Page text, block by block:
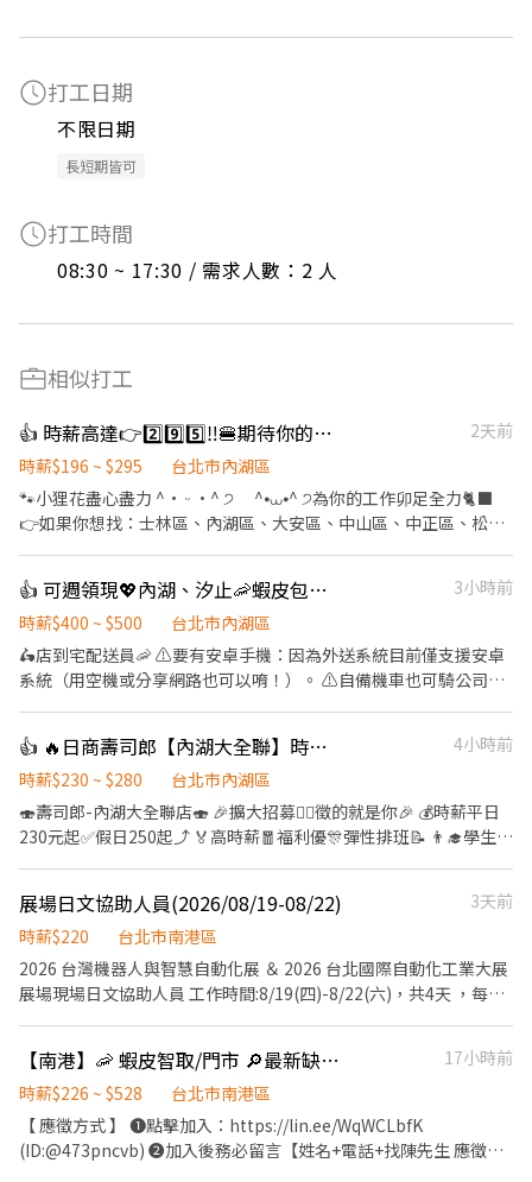
打工日期
不限日期
長短期皆可
打工時間
08:30 ~ 17:30 / 需求人數：2 人
相似打工
👍 時薪高達👉2️⃣9️⃣5️⃣‼️🍔期待你的「麥」力演出🍟餐飲服務員
2天前
時薪$196 ~ $295
台北市內湖區
🐾小狸花盡心盡力 ^• ᵕ •^ ੭ ^⦁⩊⦁^ ੭為你的工作卯足全力🐈‍⬛
👉如果你想找：士林區、內湖區、大安區、中山區、中正區、松山
客服務 🍌 炸物製餐 🍑 廚具、環境清潔維護 🫐 主管交辦事宜 🍉 內外
場都會接觸唷 .˚⊹ ⁺‧ 【工作時間】 ‧⁺ ⊹˚. ☀️ 早班：07:00 - 14:00
🌙 晚班：16:00 - 23:00 ⭐ 夜班：21:00 - 02:00 ⚠️每間店有缺的時段
不同，應徵時請告知我要應徵哪一區或哪間店 .˚⊹ ⁺‧ 【薪資制度】
📌 採排休制（無固定休） 🗓️ 周一至週日皆需排班 🚫 周六、周日可
排休不可固定休 .˚⊹ ⁺‧ 【上班地點】 ‧⁺ ⊹˚. 👉士林區 台北士林店
內湖區內湖路一段283號 台北舊宗二店📍台北市內湖區舊宗路一段
275號 👉大安區 羅斯福店📍台北市大安區羅斯福路二段45號 台北麟
光店📍台北市大安區和平東路三段406巷8號 台北復興二店📍台北市
大安區復興南路二段273號 台北光復店📍台北市大安區光復南路286
📍台北市中山區南京東路三段210之1號 👉中正區 林森二店📍台北
市中正區林森南路1號 台北濟南店📍台北市中正區濟南路二段66號
台北館前店📍台北市中正區館前路8號 台北公園店📍台北市中正區
公園路30-1號 台北南昌店📍台北市中正區南昌路一段149號 👉松山
區 台北民生店📍台北市松山區民生東路三段135號 台北民權店📍台
北市松山區民權東路三段128號 台北南京二店📍台北市松山區南京
東路五段162號 台北南京六店📍台北市松山區南京東路四段57號 👉
信義區 忠孝四店📍台北市信義區忠孝東路五段522號 台北101店📍
台北市信義區市府路45號 台北夢廣場店📍台北市信義區松高路11號
👍 可週領現💖內湖、汐止🦐蝦皮包裏外送員/免經驗平均50～80K，公司車
3小時前
時薪$400 ~ $500
台北市內湖區
🛵店到宅配送員🦐 ⚠️要有安卓手機：因為外送系統目前僅支援安卓
系統（用空機或分享網路也可以唷！）。 ⚠️自備機車也可騎公司電
👉👉👉至門市自行取貨配送，沒有傳統宅配人事問題 📌 工作內
容： ↪︎ 騎機車(自備或公司車)將包裏從門市配送至買家地點(範圍
3km內) 在我們這裡的夥伴收入大概長這樣： 🛵 隨便送送（熟悉路
線中）：$40,000 ~ $60,000 元 / 月 🛵 乖乖聽話送（穩定出勤）：
✅ 領薪彈性：每月15號準時發薪（可匯款/領現），亦可配合【每週
領薪】，週週有錢花！ ━━━━━━━━━━━━━━━━━ 📍
━━━━━━━━━━━━━━━━━ 台北市、新北市各行政區皆
有缺額（文山、林口、板橋、永和、中和、新店、三重、新莊、樹
林、土城、淡水、信義、大同、萬華、松山、中山、內湖...等） 點
擊立即應徵，私訊告知小編你想送哪一區，馬上幫你保留就近站
程】 ➊ 點擊填寫廠商制式履歷（1分鐘完成，快速安排送審）： 👉
https://reurl.cc/V292KN 🔒 【隱私防線】個資僅供廠商審核，敏感
欄位（身分證/詳細地址）錄取前皆可先不填！ ➋加入留言： 👉
👍 🔥日商壽司郎【內湖大全聯】時薪230元起-兼職人員🙆‍♀️六日250元起💰
4小時前
時薪$230 ~ $280
台北市內湖區
🍣壽司郎-內湖大全聯店🍣 🎉擴大招募🙆‍♀️徵的就是你🎉 💰時薪平日
230元起✅️假日250起⤴️ 🏅高時薪🧧福利優🎊彈性排班📝 👨‍🎓學生打
經驗者也可以加入！！！ ✅️歡迎開學打工、假日兼職、二度就業、
外籍學生、實習簽約。 ✅️彈性排班：08:30~23:00(請於面試時與店
長確認班表) ✅️不管是平日早班、週末假日班、放學後打烊班皆有職
缺，歡迎直接投遞履歷！ ⭕工作內容 ▪外場🎈 帶客入座→介紹、
服務→飲料提供→餐具清洗→桌邊結帳→收銀結帳......等。 ▪內場🍣
理維護......等。 ▪洗碗區🫧 餐具清洗、環境整理整頓、環境清洗......
等。 ✨️在職教育訓練完善，無經驗者也OK✨️ ⭕獎金福利 ▪生日禮
調薪！ ▪加班費5分鐘為單位計算！ ▪介紹親朋好友入職，期滿可
獲得3,000～5,000元獎金！ ⭕基本保障 ①加班費(以5分鐘為單位計
展場日文協助人員(2026/08/19-08/22)
3天前
時薪$220
台北市南港區
2026 台灣機器人與智慧自動化展 ＆ 2026 台北國際自動化工業大展
展場現場日文協助人員 工作時間:8/19(四)-8/22(六)，共4天 ，每日
【南港】🦐 蝦皮智取/門市 🔎最新缺額門店 ⚡快速報到
17小時前
時薪$226 ~ $528
台北市南港區
【 應徵方式 】 ❶點擊加入：https://lin.ee/WqWCLbfK
(ID:@473pncvb) ❷加入後務必留言【姓名+電話+找陳先生 應徵南